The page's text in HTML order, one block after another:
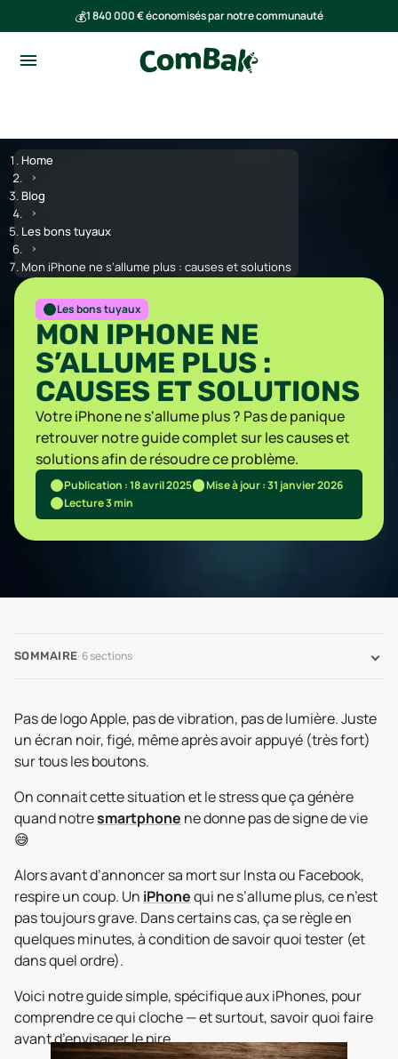
💰1 840 000 € économisés par notre communauté
Home
Blog
Les bons tuyaux
Mon iPhone ne s’allume plus : causes et solutions
Les bons tuyaux
MON IPHONE NE
S’ALLUME PLUS :
CAUSES ET SOLUTIONS
Votre iPhone ne s'allume plus ? Pas de panique
retrouver notre guide complet sur les causes et
solutions afin de résoudre ce problème.
Publication : 18 avril 2025
Mise à jour : 31 janvier 2026
Lecture 3 min
SOMMAIRE· 6sections
Pas de logo Apple, pas de vibration, pas de lumière. Juste
un écran noir, figé, même après avoir appuyé (très fort)
sur tous les boutons.
On connait cette situation et le stress que ça génère
quand notresmartphone ne donne pas de signe de vie
😅
Alors avant d’annoncer sa mort sur Insta ou Facebook,
respire un coup. Un iPhonequi ne s’allume plus, ce n’est
pas toujours grave. Dans certains cas, ça se règle en
quelques minutes, à condition de savoir quoi tester (et
dans quel ordre).
Voici notre guide simple, spécifique aux iPhones, pour
comprendre ce qui cloche — et surtout, savoir quoi faire
avant d’envisager le pire.